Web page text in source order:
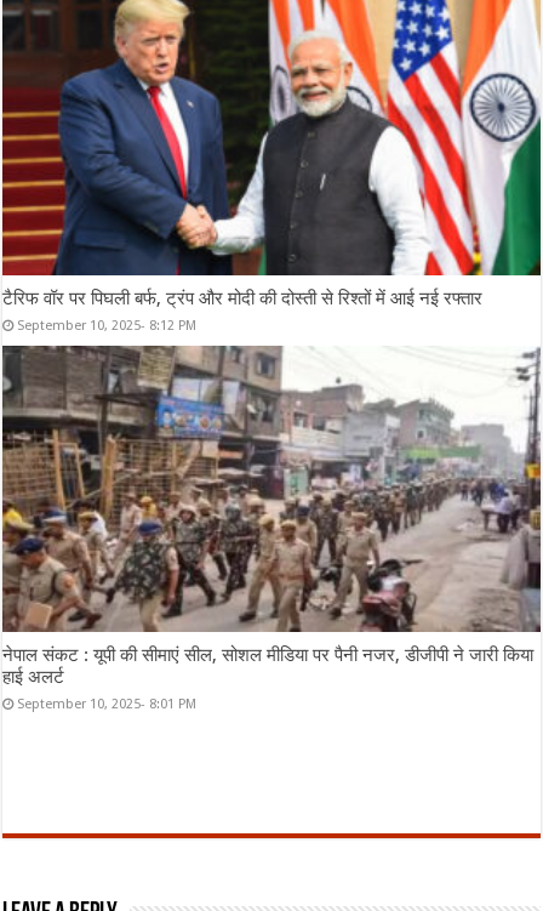
टैरिफ वॉर पर पिघली बर्फ, ट्रंप और मोदी की दोस्ती से रिश्तों में आई नई रफ्तार
September 10, 2025- 8:12 PM
नेपाल संकट : यूपी की सीमाएं सील, सोशल मीडिया पर पैनी नजर, डीजीपी ने जारी किया
हाई अलर्ट
September 10, 2025- 8:01 PM